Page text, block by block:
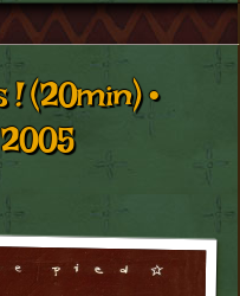
(20min) •